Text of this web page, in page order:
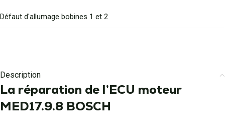
Défaut d'allumage bobines 1 et 2
Description
La réparation de l’ECU moteur
MED17.9.8 BOSCH